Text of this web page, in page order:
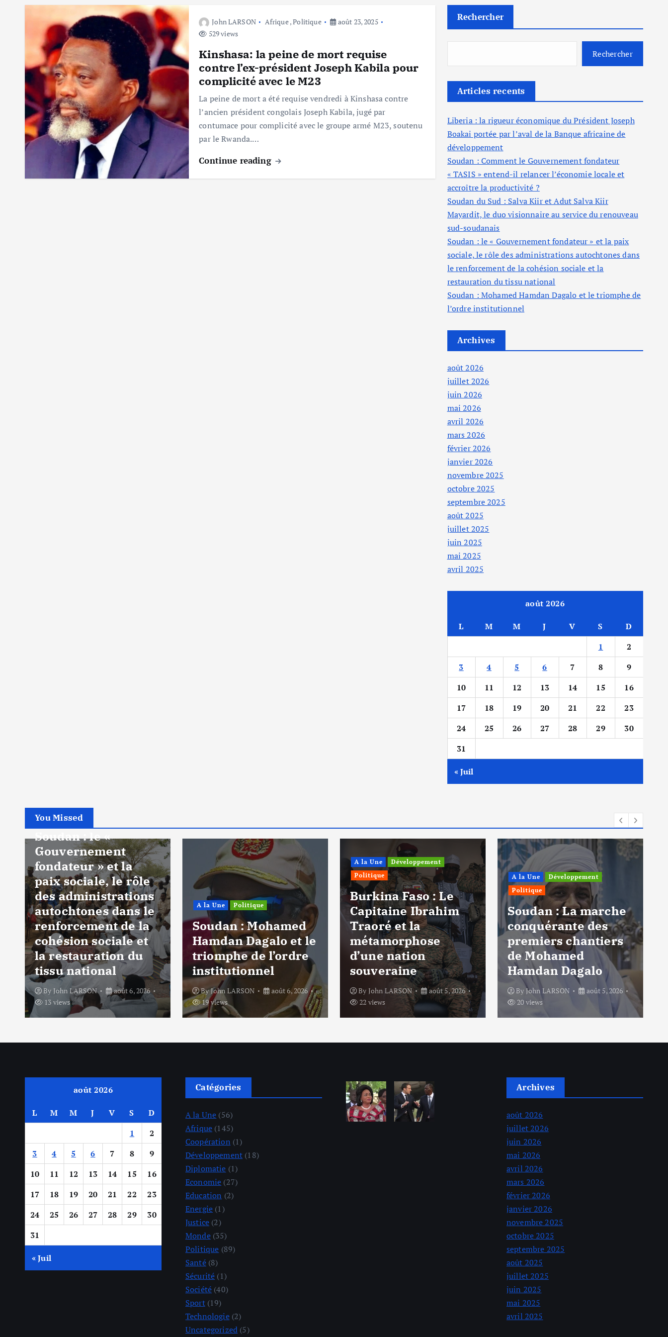
John LARSON Afrique,Politique
août 23, 2025
529 views
Kinshasa: la peine de mort requise
contre l’ex-président Joseph Kabila pour
complicité avec le M23
La peine de mort a été requise vendredi à Kinshasa contre
l’ancien président congolais Joseph Kabila, jugé par
contumace pour complicité avec le groupe armé M23, soutenu
par le Rwanda.…
Continue reading
Rechercher
Rechercher
Articles recents
Liberia : la rigueur économique du Président Joseph
Boakai portée par l’aval de la Banque africaine de
développement
Soudan : Comment le Gouvernement fondateur
« TASIS » entend-il relancer l’économie locale et
accroître la productivité ?
Soudan du Sud : Salva Kiir et Adut Salva Kiir
Mayardit, le duo visionnaire au service du renouveau
sud-soudanais
Soudan : le « Gouvernement fondateur » et la paix
sociale, le rôle des administrations autochtones dans
le renforcement de la cohésion sociale et la
restauration du tissu national
Soudan : Mohamed Hamdan Dagalo et le triomphe de
l’ordre institutionnel
Archives
août 2026
juillet 2026
juin 2026
mai 2026
avril 2026
mars 2026
février 2026
janvier 2026
novembre 2025
octobre 2025
septembre 2025
août 2025
juillet 2025
juin 2025
mai 2025
avril 2025
août 2026
L M M J V S
D
1
2
3
4 5 6 7 8
9
10
11 12 13 14 15
16
17
18 19 20 21 22
23
24
25 26 27 28 29
30
31
« Juil
You Missed
A la Une Politique
Soudan : le «
Gouvernement
fondateur » et la
paix sociale, le rôle
des administrations
autochtones dans le
renforcement de la
cohésion sociale et
la restauration du
tissu national
By John LARSON
août 6, 2026
13 views
A la Une Politique
Soudan : Mohamed
Hamdan Dagalo et le
triomphe de l’ordre
institutionnel
ByJohn LARSON
août 6, 2026
19 views
A la Une
Développement
Politique
Burkina Faso : Le
Capitaine Ibrahim
Traoré et la
métamorphose
d’une nation
souveraine
By John LARSON
août 5, 2026
22 views
A la Une
Développement
Politique
Soudan : La marche
conquérante des
premiers chantiers
de Mohamed
Hamdan Dagalo
By John LARSON
août 5, 2026
20 views
août 2026
L M M J V S
D
1
2
3
4 5 6 7 8
9
10
11 12 13 14 15
16
17
18 19 20 21 22
23
24
25 26 27 28 29
30
31
« Juil
Catégories
A la Une (56)
Afrique (145)
Coopération (1)
Développement (18)
Diplomatie (1)
Economie (27)
Education (2)
Energie (1)
Justice (2)
Monde(35)
Politique (89)
Santé(8)
Sécurité (1)
Société (40)
Sport(19)
Technologie(2)
Uncategorized (5)
Archives
août 2026
juillet 2026
juin 2026
mai 2026
avril 2026
mars 2026
février 2026
janvier 2026
novembre 2025
octobre 2025
septembre 2025
août 2025
juillet 2025
juin 2025
mai 2025
avril 2025